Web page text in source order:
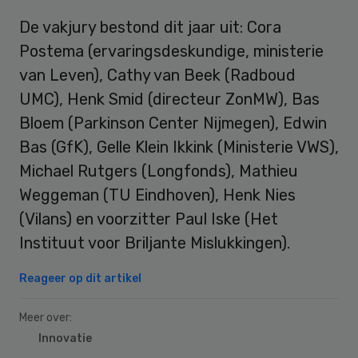
De vakjury bestond dit jaar uit: Cora
Postema (ervaringsdeskundige, ministerie
van Leven), Cathy van Beek (Radboud
UMC), Henk Smid (directeur ZonMW), Bas
Bloem (Parkinson Center Nijmegen), Edwin
Bas (GfK), Gelle Klein Ikkink (Ministerie VWS),
Michael Rutgers (Longfonds), Mathieu
Weggeman (TU Eindhoven), Henk Nies
(Vilans) en voorzitter Paul Iske (Het
Instituut voor Briljante Mislukkingen).
Reageer op dit artikel
Meer over:
Innovatie